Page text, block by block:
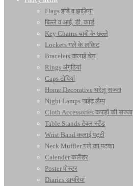
Flags झंडे व झाड़ियां
बिल्ले व आई. डी. कार्ड
Key Chains चाबी के छल्ले
Lockets गले के लॉकेट
Bracelets कलाई चेन
Rings अंगूठियां
Caps टोपियां
Home Decorative घरेलू सज्जा
Night Lamps नाईट लैम्प
Cloth Accessories कपड़ों की सज्जा
Table Stands टेबल स्टैंड
Wrist Band कलाई पट्टी
Neck Muffler गले का पटका
Calender कलैंडर
Poster पोस्टर
Diaries डायरियां